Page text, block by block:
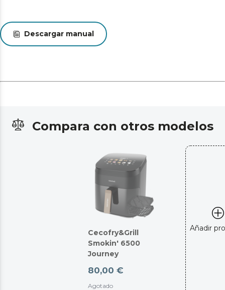
Descargar manual
Compara con otros modelos
Cecofry&Grill
Smokin' 6500
Journey
80,00 €
Agotado
Añadir